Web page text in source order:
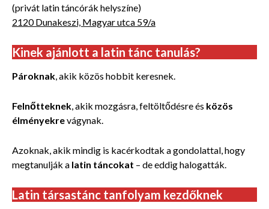
(privát latin táncórák helyszíne)
2120 Dunakeszi, Magyar utca 59/a
Kinek ajánlott a latin tánc tanulás?
Pároknak, akik közös hobbit keresnek.
Felnőtteknek, akik mozgásra, feltöltődésre és közös
élményekrevágynak.
Azoknak, akik mindig is kacérkodtak a gondolattal, hogy
megtanulják a latin táncokat – de eddig halogatták.
Latin társastánc tanfolyam kezdőknek